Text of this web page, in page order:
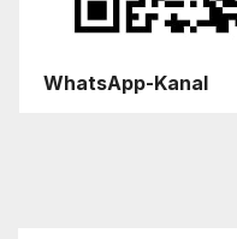
WhatsApp-Kanal